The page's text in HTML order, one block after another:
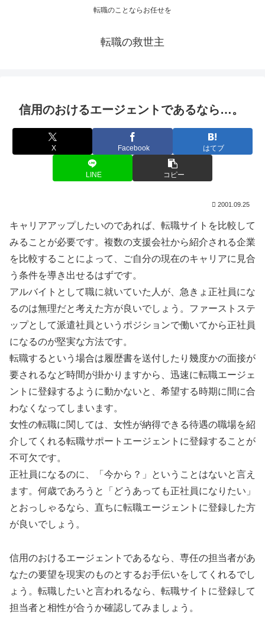
転職のことならお任せを
転職の救世主
信用のおけるエージェントであるなら…。
X Facebook はてブ
LINE コピー
2001.09.25
キャリアアップしたいのであれば、転職サイトを比較して
みることが必要です。複数の支援会社から紹介される企業
を比較することによって、ご自分の現在のキャリアに見合
う条件を導き出せるはずです。
アルバイトとして職に就いていた人が、急きょ正社員にな
るのは無理だと考えた方が良いでしょう。ファーストステ
ップとして派遣社員というポジションで働いてから正社員
になるのが堅実な方法です。
転職するという場合は履歴書を送付したり幾度かの面接が
要されるなど時間が掛かりますから、迅速に転職エージェ
ントに登録するように動かないと、希望する時期に間に合
わなくなってしまいます。
女性の転職に関しては、女性が納得できる待遇の職場を紹
介してくれる転職サポートエージェントに登録することが
不可欠です。
正社員になるのに、「今から？」ということはないと言え
ます。何歳であろうと「どうあっても正社員になりたい」
とおっしゃるなら、直ちに転職エージェントに登録した方
が良いでしょう。
信用のおけるエージェントであるなら、専任の担当者があ
なたの要望を現実のものとするお手伝いをしてくれるでし
ょう。転職したいと言われるなら、転職サイトに登録して
担当者と相性が合うか確認してみましょう。